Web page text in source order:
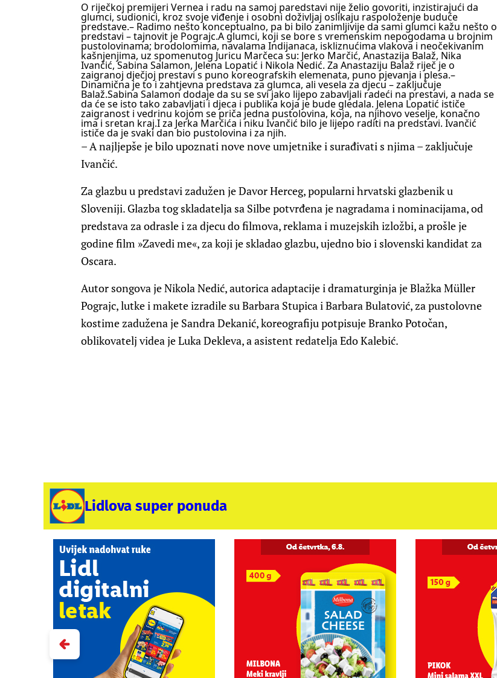
O riječkoj premijeri Vernea i radu na samoj paredstavi nije želio govoriti, inzistirajući da
glumci, sudionici, kroz svoje viđenje i osobni doživljaj oslikaju raspoloženje buduće
predstave.– Radimo nešto konceptualno, pa bi bilo zanimljivije da sami glumci kažu nešto o
predstavi – tajnovit je Pograjc.A glumci, koji se bore s vremenskim nepogodama u brojnim
pustolovinama; brodolomima, navalama Indijanaca, iskliznućima vlakova i neočekivanim
kašnjenjima, uz spomenutog Juricu Marčeca su: Jerko Marčić, Anastazija Balaž, Nika
Ivančić, Sabina Salamon, Jelena Lopatić i Nikola Nedić. Za Anastaziju Balaž riječ je o
zaigranoj dječjoj prestavi s puno koreografskih elemenata, puno pjevanja i plesa.–
Dinamična je to i zahtjevna predstava za glumca, ali vesela za djecu – zaključuje
Balaž.Sabina Salamon dodaje da su se svi jako lijepo zabavljali radeći na prestavi, a nada se
da će se isto tako zabavljati i djeca i publika koja je bude gledala. Jelena Lopatić ističe
zaigranost i vedrinu kojom se priča jedna pustolovina, koja, na njihovo veselje, konačno
ima i sretan kraj.I za Jerka Marčića i niku Ivančić bilo je lijepo raditi na predstavi. Ivančić
ističe da je svaki dan bio pustolovina i za njih.
– A najljepše je bilo upoznati nove nove umjetnike i surađivati s njima – zaključuje
Ivančić.
Za glazbu u predstavi zadužen je Davor Herceg, popularni hrvatski glazbenik u
Sloveniji. Glazba tog skladatelja sa Silbe potvrđena je nagradama i nominacijama, od
predstava za odrasle i za djecu do filmova, reklama i muzejskih izložbi, a prošle je
godine film »Zavedi me«, za koji je skladao glazbu, ujedno bio i slovenski kandidat za
Oscara.
Autor songova je Nikola Nedić, autorica adaptacije i dramaturginja je Blažka Müller
Pograjc, lutke i makete izradile su Barbara Stupica i Barbara Bulatović, za pustolovne
kostime zadužena je Sandra Dekanić, koreografiju potpisuje Branko Potočan,
oblikovatelj videa je Luka Dekleva, a asistent redatelja Edo Kalebić.
Lidlova super ponuda